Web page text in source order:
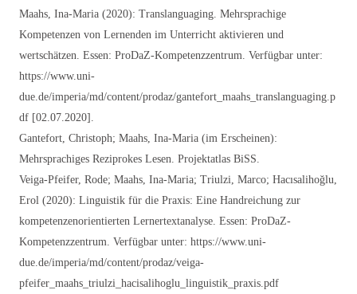
Maahs, Ina-Maria (2020): Translanguaging. Mehrsprachige
Kompetenzen von Lernenden im Unterricht aktivieren und
wertschätzen. Essen: ProDaZ-Kompetenzzentrum. Verfügbar unter:
https://www.uni-
due.de/imperia/md/content/prodaz/gantefort_maahs_translanguaging.p
df [02.07.2020].
Gantefort, Christoph; Maahs, Ina-Maria (im Erscheinen):
Mehrsprachiges Reziprokes Lesen. Projektatlas BiSS.
Veiga-Pfeifer, Rode; Maahs, Ina-Maria; Triulzi, Marco; Hacısalihoğlu,
Erol (2020): Linguistik für die Praxis: Eine Handreichung zur
kompetenzenorientierten Lernertextanalyse. Essen: ProDaZ-
Kompetenzzentrum. Verfügbar unter: https://www.uni-
due.de/imperia/md/content/prodaz/veiga-
pfeifer_maahs_triulzi_hacisalihoglu_linguistik_praxis.pdf